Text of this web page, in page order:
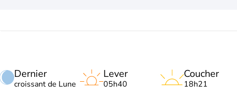
Dernier
croissant de Lune
Lever
05h40
Coucher
18h21